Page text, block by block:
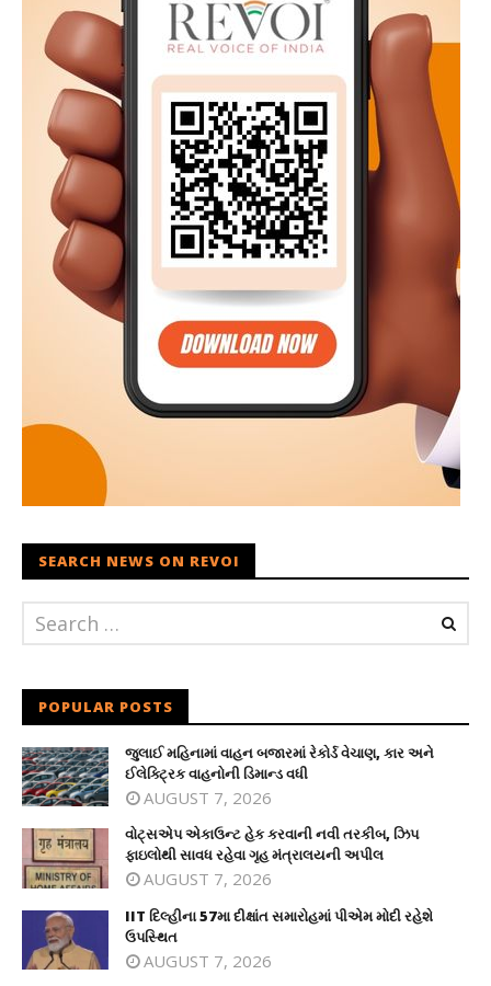
SEARCH NEWS ON REVOI
POPULAR POSTS
જુલાઈ મહિનામાં વાહન બજારમાં રેકોર્ડ વેચાણ, કાર અને
ઈલેક્ટ્રિક વાહનોની ડિમાન્ડ વધી
AUGUST 7, 2026
વોટ્સએપ એકાઉન્ટ હેક કરવાની નવી તરકીબ, ઝિપ
ફાઇલોથી સાવધ રહેવા ગૃહ મંત્રાલયની અપીલ
AUGUST 7, 2026
IIT દિલ્હીના 57મા દીક્ષાંત સમારોહમાં પીએમ મોદી રહેશે
ઉપસ્થિત
AUGUST 7, 2026